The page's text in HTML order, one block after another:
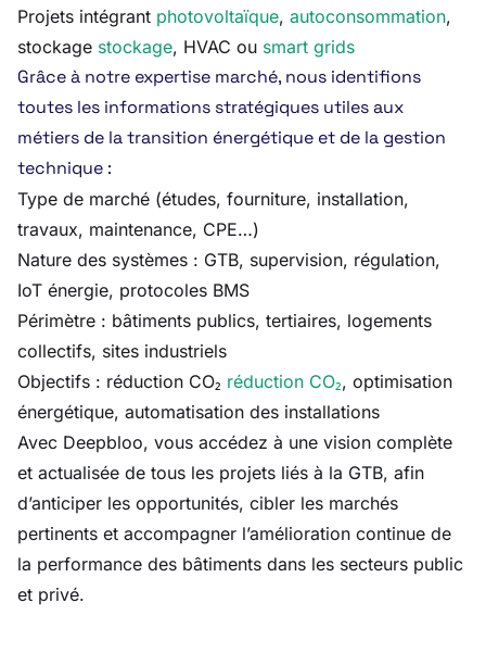
Projets intégrant photovoltaïque, autoconsommation,
stockage stockage, HVAC ou smart grids
Grâce à notre expertise marché, nous identifions
toutes les informations stratégiques utiles aux
métiers de la transition énergétique et de la gestion
technique :
Type de marché (études, fourniture, installation,
travaux, maintenance, CPE…)
Nature des systèmes : GTB, supervision, régulation,
IoT énergie, protocoles BMS
Périmètre : bâtiments publics, tertiaires, logements
collectifs, sites industriels
Objectifs : réduction CO₂ réduction CO₂, optimisation
énergétique, automatisation des installations
Avec Deepbloo, vous accédez à une vision complète
et actualisée de tous les projets liés à la GTB, afin
d’anticiper les opportunités, cibler les marchés
pertinents et accompagner l’amélioration continue de
la performance des bâtiments dans les secteurs public
et privé.